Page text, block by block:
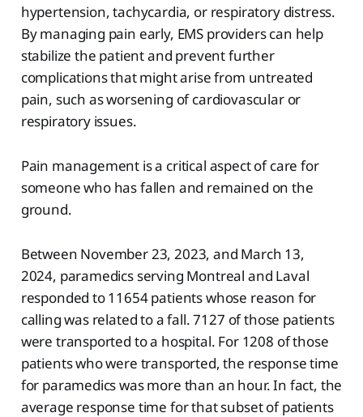
hypertension, tachycardia, or respiratory distress.
By managing pain early, EMS providers can help
stabilize the patient and prevent further
complications that might arise from untreated
pain, such as worsening of cardiovascular or
respiratory issues​.
Pain management is a critical aspect of care for
someone who has fallen and remained on the
ground.
Between November 23, 2023, and March 13,
2024, paramedics serving Montreal and Laval
responded to 11654 patients whose reason for
calling was related to a fall. 7127 of those patients
were transported to a hospital. For 1208 of those
patients who were transported, the response time
for paramedics was more than an hour. In fact, the
average response time for that subset of patients